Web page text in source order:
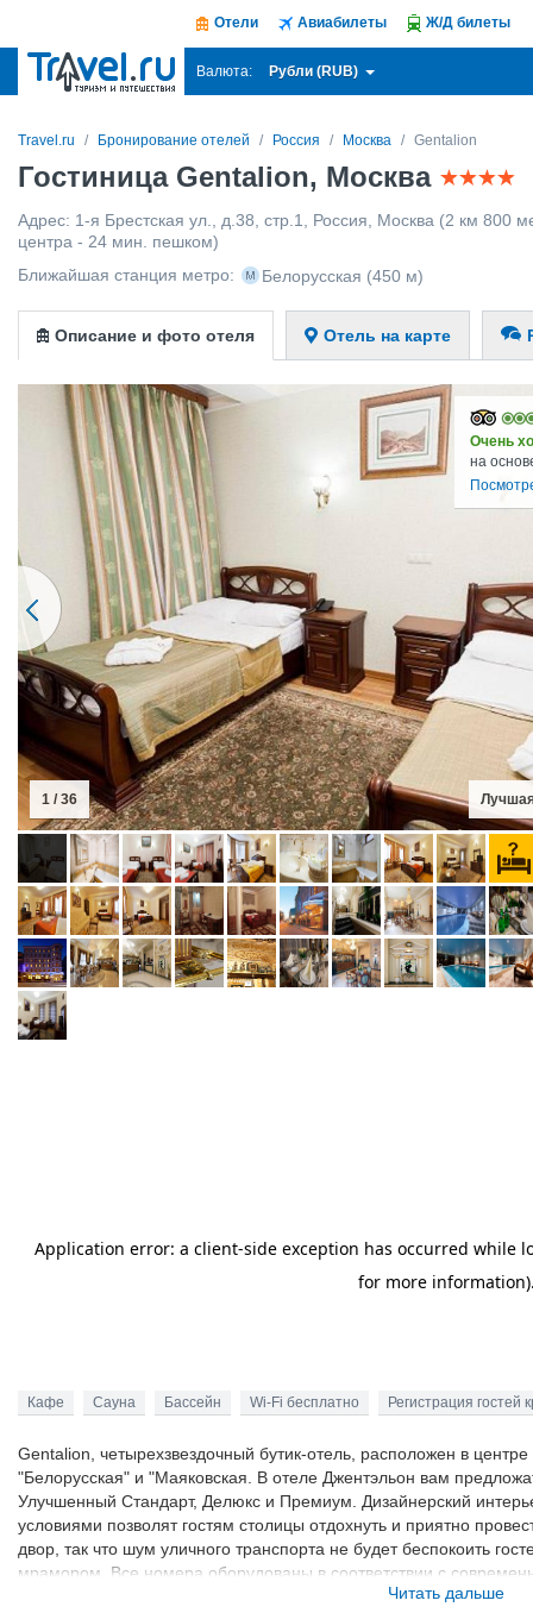
Отели Авиабилеты Ж/Д билеты
Валюта: Рубли (RUB)
Travel.ru Бронирование отелей Россия Москва Gentalion
Гостиница Gentalion, Москва
Адрес: 1-я Брестская ул., д.38, стр.1 Россия Москва (2 км 800
центра - 24 мин. пешком)
Ближайшая станция метро:
Белорусская (450 м)
Описание и фото отеля Отель на карте
Очень
на
2 / 36
Кафе Сауна Бассейн Wi-Fi бесплатно Регистрация гостей
Gentalion, четырехзвездочный бутик-отель, расположен в
"Белорусская" и "Маяковская. В отеле Джентэльон вам
Улучшенный Стандарт, Делюкс и Премиум. Дизайнерский
условиями позволят гостям столицы отдохнуть и приятно
двор, так что шум уличного транспорта не будет беспокоить
мрамором. Все номера оборудованы в соответствии с
климат-контроля, индивидуальные сейфы, телевизоры с
Читать дальше